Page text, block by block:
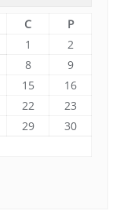
C
P
1
2
8
9
15
16
22
23
29
30